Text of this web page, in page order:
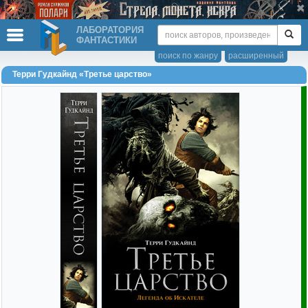
ЛАБОРАТОРИЯ
ФАНТАСТИКИ
расширенный
поиск по жанру
Терри Гудкайнд «Третье царство»